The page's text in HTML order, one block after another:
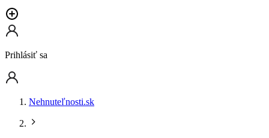
Prihlásiť sa
Nehnuteľnosti.sk